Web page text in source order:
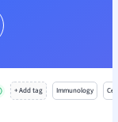
+ Add tag Immunology